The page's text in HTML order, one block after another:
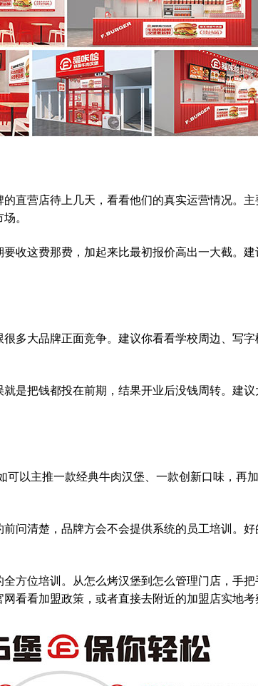
直营店待上几天，看看他们的真实运营情况。
。
收这费那费，加起来比最初报价高出一大截。
多大品牌正面竞争。建议你看看学校周边、写
是把钱都投在前期，结果开业后没钱周转。建议
可以主推一款经典牛肉汉堡、一款创新口味，再
问清楚，品牌方会不会提供系统的员工培训。
全方位培训。从怎么烤汉堡到怎么管理门店，手
看看加盟政策，或者直接去附近的加盟店实地考